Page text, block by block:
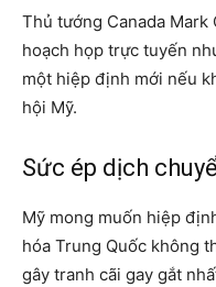
Thủ tướng Canada Mark
hoạch họp trực tuyến
một hiệp định mới nếu
hội Mỹ.
Sức ép dịch
Mỹ mong muốn hiệp
hóa Trung Quốc không
gây tranh cãi gay gắt